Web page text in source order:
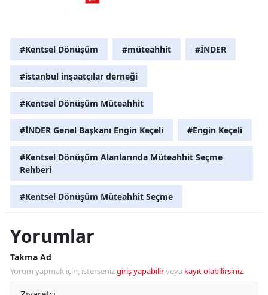
#Kentsel Dönüşüm #müteahhit #İNDER
#istanbul inşaatçılar derneği
#Kentsel Dönüşüm Müteahhit
#İNDER Genel Başkanı Engin Keçeli #Engin Keçeli
#Kentsel Dönüşüm Alanlarında Müteahhit Seçme
Rehberi
#Kentsel Dönüşüm Müteahhit Seçme
Yorumlar
Takma Ad
Yorum yapmak için, istersenizgiriş yapabilirveya kayıt olabilirsiniz.